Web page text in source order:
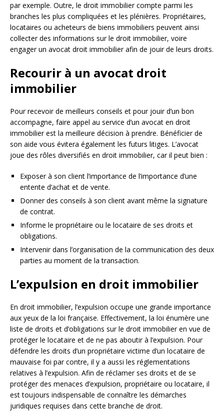
par exemple. Outre, le droit immobilier compte parmi les
branches les plus compliquées et les plénières. Propriétaires,
locataires ou acheteurs de biens immobiliers peuvent ainsi
collecter des informations sur le droit immobilier, voire
engager un avocat droit immobilier afin de jouir de leurs droits.
Recourir à un avocat droit
immobilier
Pour recevoir de meilleurs conseils et pour jouir d’un bon
accompagne, faire appel au service d’un avocat en droit
immobilier est la meilleure décision à prendre. Bénéficier de
son aide vous évitera également les futurs litiges. L’avocat
joue des rôles diversifiés en droit immobilier, car il peut bien :
Exposer à son client l’importance de l’importance d’une
entente d’achat et de vente.
Donner des conseils à son client avant même la signature
de contrat.
Informe le propriétaire ou le locataire de ses droits et
obligations.
Intervenir dans l’organisation de la communication des deux
parties au moment de la transaction.
L’expulsion en droit immobilier
En droit immobilier, l’expulsion occupe une grande importance
aux yeux de la loi française. Effectivement, la loi énumère une
liste de droits et d’obligations sur le droit immobilier en vue de
protéger le locataire et de ne pas aboutir à l’expulsion. Pour
défendre les droits d’un propriétaire victime d’un locataire de
mauvaise foi par contre, il y a aussi les réglementations
relatives à l’expulsion. Afin de réclamer ses droits et de se
protéger des menaces d’expulsion, propriétaire ou locataire, il
est toujours indispensable de connaître les démarches
juridiques requises dans cette branche de droit.